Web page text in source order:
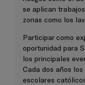
se aplican
zonas como los
Participar como
oportunidad para
los principales
Cada dos años
escolares